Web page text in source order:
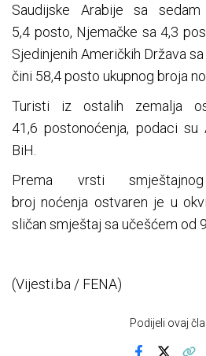
Saudijske Arabije sa
5,4 posto, Njemačke sa 4,3
Sjedinjenih Američkih Država
čini 58,4 posto ukupnog broja
Turisti iz ostalih zemalja
41,6 postonoćenja, podaci
BiH.
Prema vrsti
broj noćenja ostvaren je u
sličan smještaj sa učešćem od
(Vijesti.ba / FENA)
Podijeli ovaj